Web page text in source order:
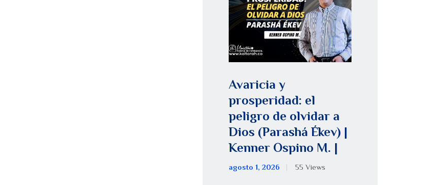
Avaricia y
prosperidad: el
peligro de olvidar a
Dios (Parashá Ékev) |
Kenner Ospino M. |
agosto 1, 2026 55 Views